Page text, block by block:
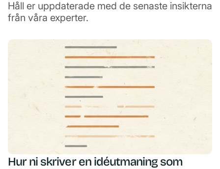
Håll er uppdaterade med de senaste insikterna
från våra experter.
Hur ni skriver en idéutmaning som